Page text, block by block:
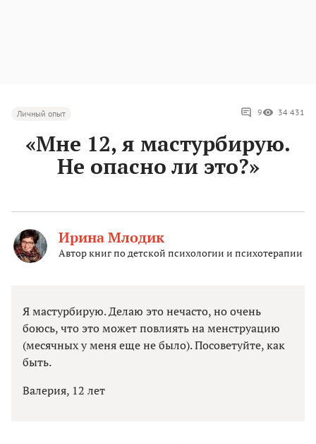
Личный опыт 9 34 431
«Мне 12, я мастурбирую.
Не опасно ли это?»
Ирина Млодик
Автор книг по детской психологии и психотерапии
Я мастурбирую. Делаю это нечасто, но очень
боюсь, что это может повлиять на менструацию
(месячных у меня еще не было). Посоветуйте, как
быть.
Валерия, 12 лет